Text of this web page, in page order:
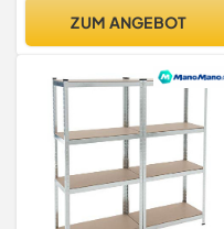
Böden für Werkstatt,
ZUM ANGEBOT